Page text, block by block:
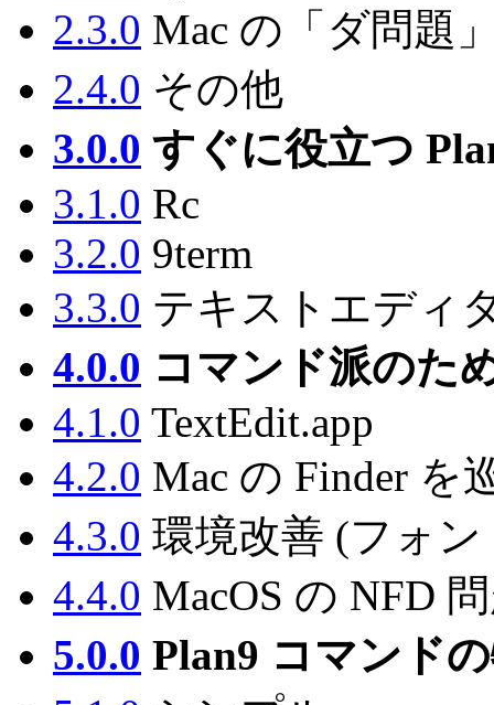
2.3.0 Mac の「ダ問題
2.4.0 その他
3.0.0 すぐに役立つ
3.1.0 Rc
3.2.0 9term
3.3.0 テキストエディ
4.0.0 コマンド派のた
4.1.0 TextEdit.app
4.2.0 Mac の Finder を
4.3.0 環境改善 (フォン
4.4.0 MacOS の NFD
5.0.0 Plan9 コマンド